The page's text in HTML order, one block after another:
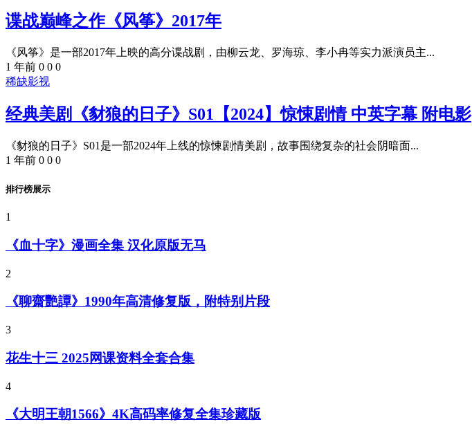
谍战巅峰之作《风筝》2017年
《风筝》是一部2017年上映的高分谍战剧，由柳云龙、罗海琼、李小冉等实力派演员主...
1 年前 0 0 0
稀缺影视
经典美剧《豺狼的日子》S01【2024】惊悚剧情 中英字幕 附电影
《豺狼的日子》S01是一部2024年上线的惊悚剧情美剧，故事围绕复杂的社会阴暗面...
1 年前 0 0 0
排行榜展示
1
《血十字》漫画全集 汉化原版无马
2
《聊齋艷譚》1990年高清修复版，附特别片段
3
花生十三 2025网课资料全套合集
4
《大明王朝1566》4K高码率修复全集珍藏版